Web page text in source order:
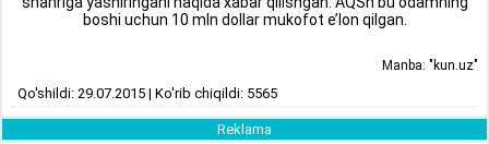
boshi uchun 10 mln dollar mukofot e’lon qilgan.
Manba: "kun.uz"
Qo'shildi: 29.07.2015 | Ko'rib chiqildi: 5565
Reklama